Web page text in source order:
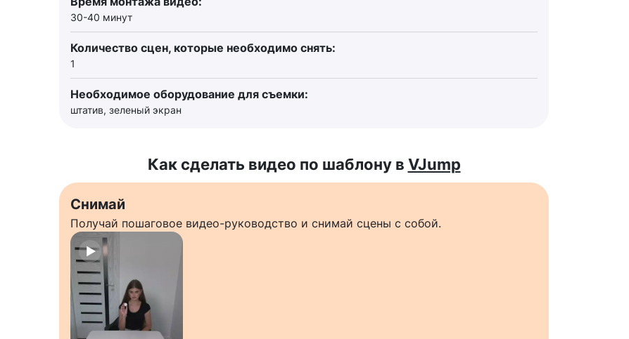
30-40 минут
Количество сцен, которые необходимо снять:
1
Необходимое оборудование для съемки:
штатив, зеленый экран
Как сделать видео по шаблону в VJump
Снимай
Получай пошаговое видео-руководство и снимай сцены с собой.